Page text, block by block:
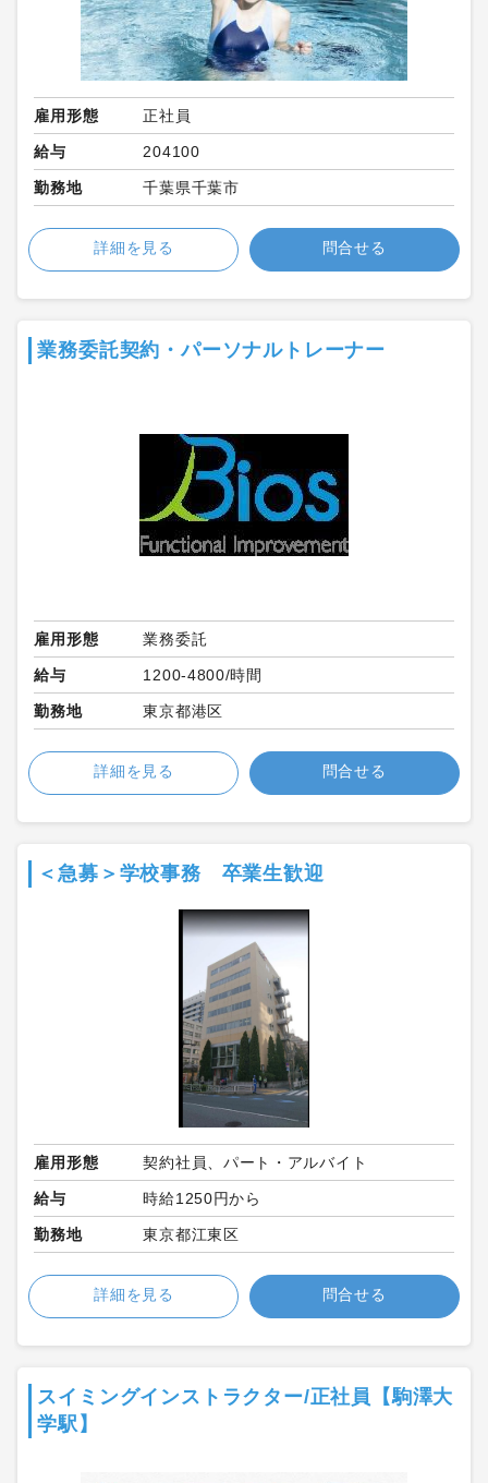
雇用形態 正社員
給与 204100
勤務地 千葉県千葉市
詳細を見る 問合せる
業務委託契約・パーソナルトレーナー
雇用形態 業務委託
給与 1200-4800/時間
勤務地 東京都港区
詳細を見る 問合せる
＜急募＞学校事務 卒業生歓迎
雇用形態 契約社員、パート・アルバイト
給与 時給1250円から
勤務地 東京都江東区
詳細を見る 問合せる
スイミングインストラクター/正社員【駒澤大
学駅】